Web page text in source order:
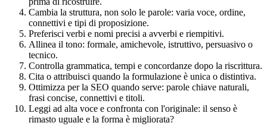
Cambia la struttura, non solo le parole: varia voce, ordine,
connettivi e tipi di proposizione.
Preferisci verbi e nomi precisi a avverbi e riempitivi.
Allinea il tono: formale, amichevole, istruttivo, persuasivo o
tecnico.
Controlla grammatica, tempi e concordanze dopo la riscrittura.
Cita o attribuisci quando la formulazione è unica o distintiva.
Ottimizza per la SEO quando serve: parole chiave naturali,
frasi concise, connettivi e titoli.
Leggi ad alta voce e confronta con l'originale: il senso è
rimasto uguale e la forma è migliorata?